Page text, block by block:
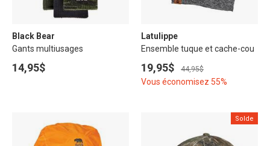
Black Bear
Gants multiusages
14,95$
Latulippe
Ensemble tuque et cache-cou
19,95$ 44,95$
Vous économisez 55%
Solde